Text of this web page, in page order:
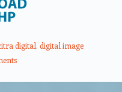
digital, digital image